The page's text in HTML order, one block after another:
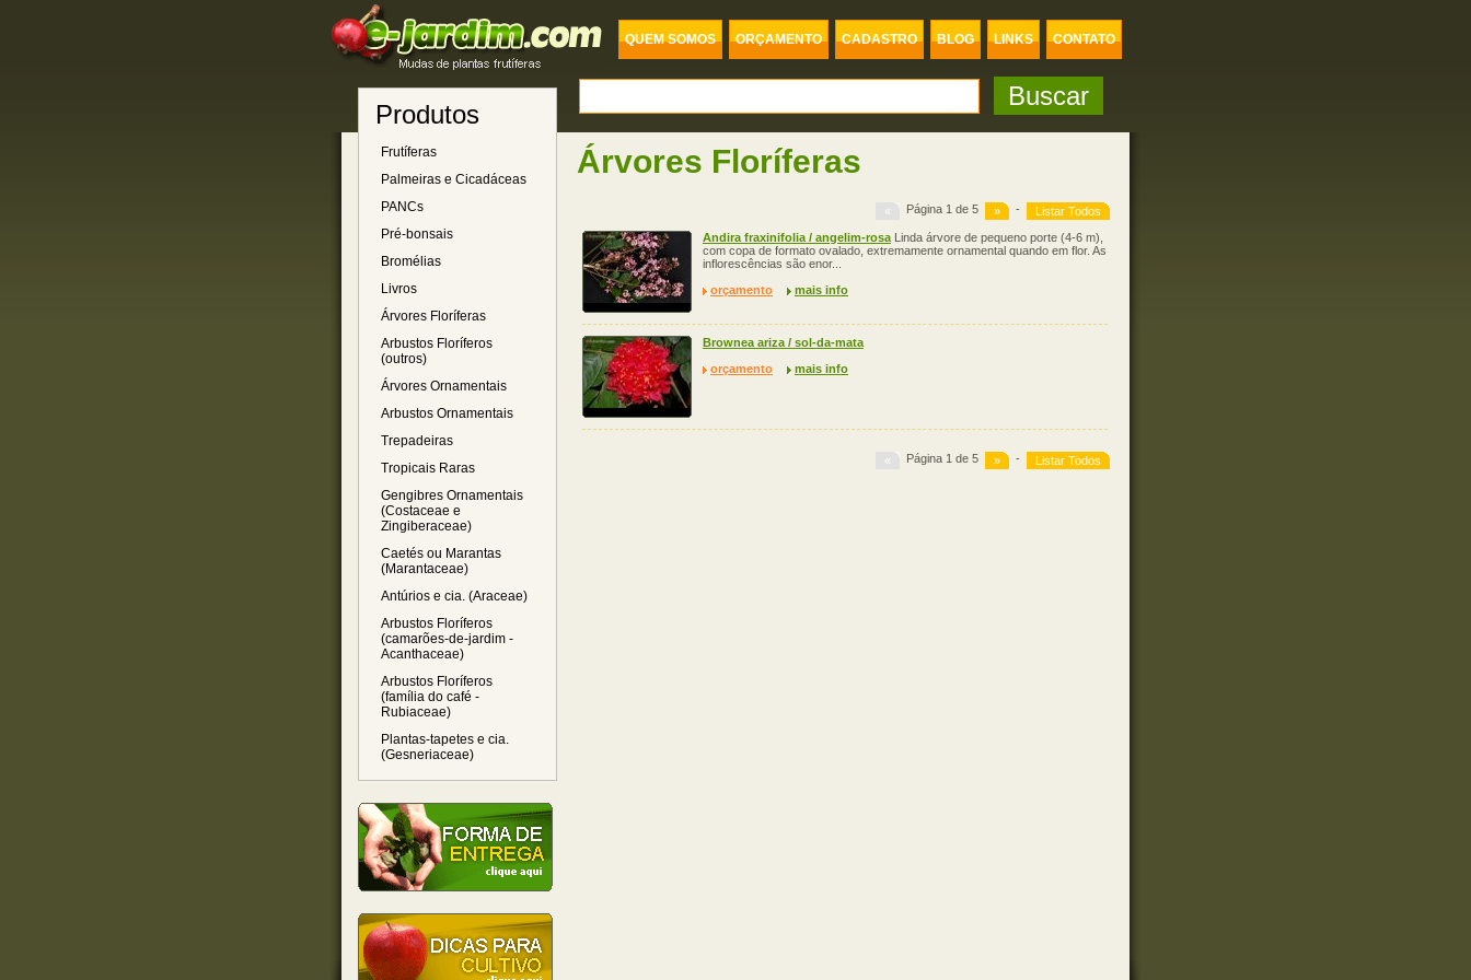
QUEM SOMOS ORÇAMENTO CADASTRO BLOG LINKS CONTATO
Produtos
Frutíferas
Palmeiras e Cicadáceas
PANCs
Pré-bonsais
Bromélias
Livros
Árvores Floríferas
Arbustos Floríferos
(outros)
Árvores Ornamentais
Arbustos Ornamentais
Trepadeiras
Tropicais Raras
Gengibres Ornamentais
(Costaceae e
Zingiberaceae)
Caetés ou Marantas
(Marantaceae)
Antúrios e cia. (Araceae)
Arbustos Floríferos
(camarões-de-jardim -
Acanthaceae)
Arbustos Floríferos
(família do café -
Rubiaceae)
Plantas-tapetes e cia.
(Gesneriaceae)
Árvores Floríferas
Listar Todos
-
»
Página 1 de 5
«
Andira fraxinifolia / angelim-rosa Linda árvore de pequeno porte (4-6 m),
com copa de formato ovalado, extremamente ornamental quando em flor. As
inflorescências são enor...
orçamento
mais info
Brownea ariza / sol-da-mata
orçamento
mais info
Listar Todos
-
»
Página 1 de 5
«